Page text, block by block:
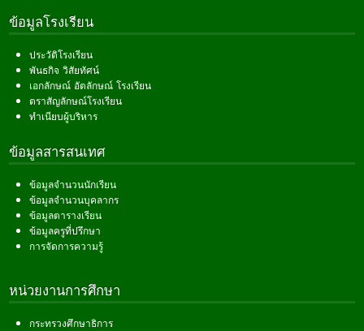
ข้อมูลโรงเรียน
ประวัติโรงเรียน
พันธกิจ วิสัยทัศน์
เอกลักษณ์ อัตลักษณ์ โรงเรียน
ตราสัญลักษณ์โรงเรียน
ทำเนียบผู้บริหาร
ข้อมูลสารสนเทศ
ข้อมูลจำนวนนักเรียน
ข้อมูลจำนวนบุคลากร
ข้อมูลตารางเรียน
ข้อมูลครูที่ปรึกษา
การจัดการความรู้
หน่วยงานการศึกษา
กระทรวงศึกษาธิการ